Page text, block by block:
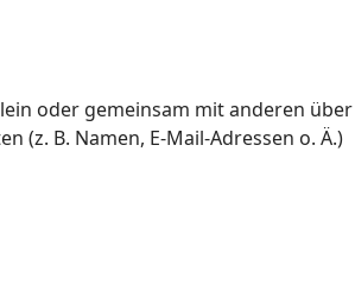
oder gemeinsam mit anderen über
(z. B. Namen, E-Mail-Adressen o. Ä.)